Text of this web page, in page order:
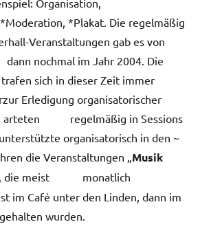
*Plakat. Die regelmäßig
Veranstaltungen gab es von
nochmal im Jahr 2004. Die
trafen sich in dieser Zeit immer
Erledigung organisatorischer
arteten regelmäßig in Sessions
organisatorisch in den ~
die Veranstaltungen „ Musik
, die meist monatlich
im Café unter den Linden, dann im
wurden.